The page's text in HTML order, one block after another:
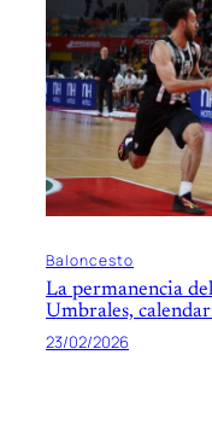
Baloncesto
La permanencia
Umbrales,
23/02/2026